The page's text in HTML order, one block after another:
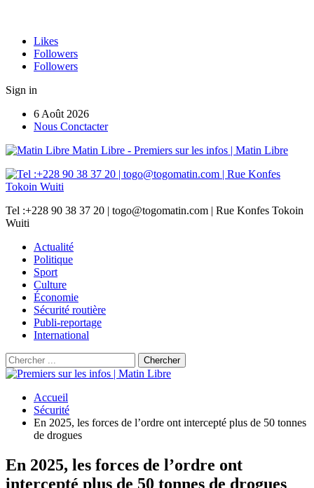
Likes
Followers
Followers
Sign in
6 Août 2026
Nous Conctacter
Matin Libre - Premiers sur les infos | Matin Libre
Tel :+228 90 38 37 20 | togo@togomatin.com | Rue Konfes Tokoin
Wuiti
Actualité
Politique
Sport
Culture
Économie
Sécurité routière
Publi-reportage
International
Accueil
Sécurité
En 2025, les forces de l’ordre ont intercepté plus de 50 tonnes
de drogues
En 2025, les forces de l’ordre ont
intercepté plus de 50 tonnes de drogues